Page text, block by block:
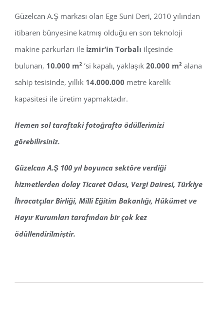
Güzelcan A.Ş markası olan Ege Suni Deri, 2010 yılından
itibaren bünyesine katmış olduğu en son teknoloji
makine parkurları ile İzmir’in Torbalı ilçesinde
bulunan, 10.000 m² ’si kapalı, yaklaşık 20.000 m² alana
sahip tesisinde, yıllık 14.000.000 metre karelik
kapasitesi ile üretim yapmaktadır.
Hemen sol taraftaki fotoğrafta ödüllerimizi
görebilirsiniz.
Güzelcan A.Ş 100 yıl boyunca sektöre verdiği
hizmetlerden dolay Ticaret Odası, Vergi Dairesi, Türkiye
İhracatçılar Birliği, Milli Eğitim Bakanlığı, Hükümet ve
Hayır Kurumları tarafından bir çok kez
ödüllendirilmiştir.